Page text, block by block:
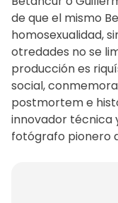
de que el mismo
homosexualidad,
otredades no se
producción es
social,
postmortem e
innovador técnica
fotógrafo pionero